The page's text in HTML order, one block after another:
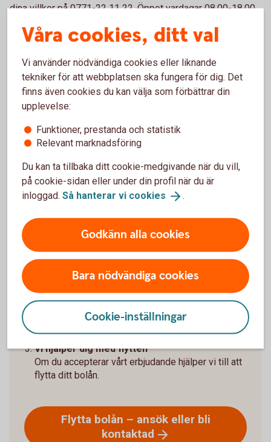
dina villkor på 0771-22 11 22. Öppet vardagar 08.00-18.00.
under Lån - Översikt - Boende.
Flytta ditt bolån till
oss
Kontaktuppgifter till
Flytta bolån till oss – så går
det till
Har du bolån hos annan bank och vill se om du kan få
en bättre ränta?
Ansök om flytta bolån
Ansök eller fyll i dina uppgifter så ringer vi upp dig.
Du binder dig inte till något.
Få ett ränteerbjudande
Vi kontaktar dig med ett ränteerbjudande.
Vi hjälper dig med flytten
Om du accepterar vårt erbjudande hjälper vi till att
flytta ditt bolån.
Flytta bolån – ansök eller bli
kontaktad
Våra cookies, ditt val
Vi använder nödvändiga cookies eller liknande
tekniker för att webbplatsen ska fungera för dig. Det
finns även cookies du kan välja som förbättrar din
upplevelse:
Funktioner, prestanda och statistik
Relevant marknadsföring
Du kan ta tillbaka ditt cookie-medgivande när du vill,
på cookie-sidan eller under din profil när du är
inloggad. Så hanterar vi cookies .
Godkänn alla cookies
Bara nödvändiga cookies
Cookie-inställningar